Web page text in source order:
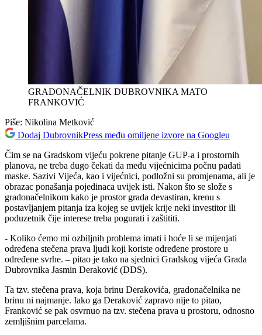
GRADONAČELNIK DUBROVNIKA MATO
FRANKOVIĆ
Piše: Nikolina Metković
Dodaj DubrovnikPress među omiljene izvore na Googleu
Čim se na Gradskom vijeću pokrene pitanje GUP-a i prostornih
planova, ne treba dugo čekati da među vijećnicima počnu padati
maske. Sazivi Vijeća, kao i vijećnici, podložni su promjenama, ali je
obrazac ponašanja pojedinaca uvijek isti. Nakon što se slože s
gradonačelnikom kako je prostor grada devastiran, krenu s
postavljanjem pitanja iza kojeg se uvijek krije neki investitor ili
poduzetnik čije interese treba pogurati i zaštititi.
- Koliko ćemo mi ozbiljnih problema imati i hoće li se mijenjati
određena stečena prava ljudi koji koriste određene prostore u
određene svrhe. – pitao je tako na sjednici Gradskog vijeća Grada
Dubrovnika Jasmin Deraković (DDS).
Ta tzv. stečena prava, koja brinu Derakovića, gradonačelnika ne
brinu ni najmanje. Iako ga Deraković zapravo nije to pitao,
Franković se pak osvrnuo na tzv. stečena prava u prostoru, odnosno
zemljišnim parcelama.